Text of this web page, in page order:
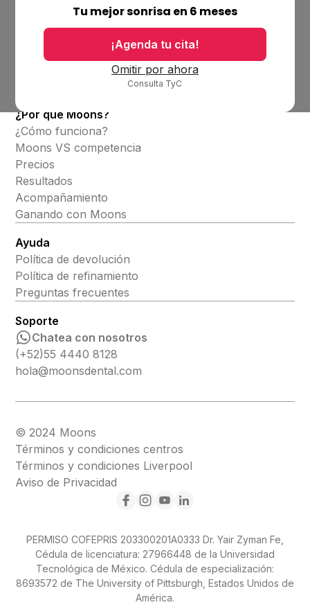
Tu mejor sonrisa en 6 meses
¡Agenda tu cita!
Omitir por ahora
Consulta TyC
Ubicaciones
Bolsa de trabajo
¿Por qué Moons?
¿Cómo funciona?
Moons VS competencia
Precios
Resultados
Acompañamiento
Ganando con Moons
Ayuda
Política de devolución
Política de refinamiento
Preguntas frecuentes
Soporte
Chatea con nosotros
(+52)55 4440 8128
hola@moonsdental.com
© 2024 Moons
Términos y condiciones centros
Términos y condiciones Liverpool
Aviso de Privacidad
PERMISO COFEPRIS 203300201A0333 Dr. Yair Zyman Fe,
Cédula de licenciatura: 27966448 de la Universidad
Tecnológica de México. Cédula de especialización:
8693572 de The University of Pittsburgh, Estados Unidos de
América.